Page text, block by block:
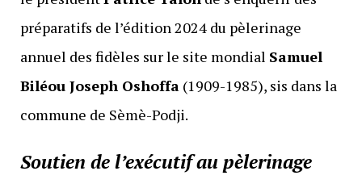
préparatifs de l’édition 2024 du pèlerinage
annuel des fidèles sur le site mondial Samuel
Biléou Joseph Oshoffa(1909-1985), sis dans la
commune de Sèmè-Podji.
Soutien de l’exécutif au pèlerinage